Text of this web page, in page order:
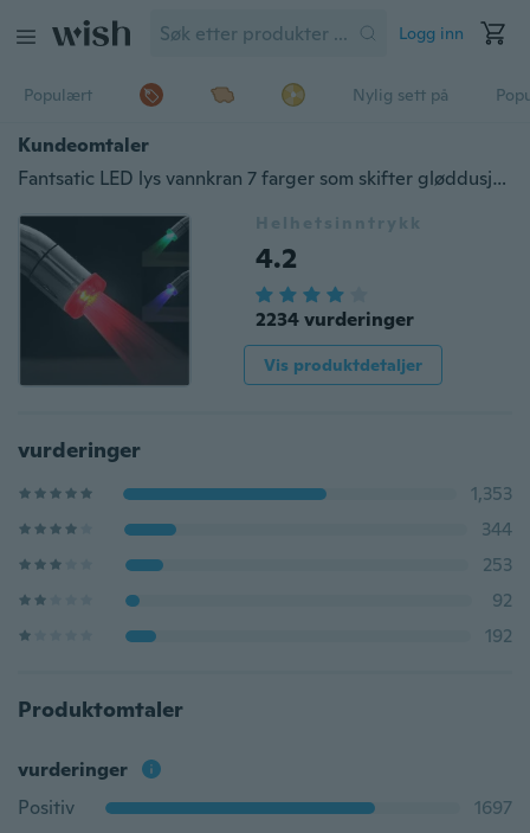
Logg inn
Populært Nylig sett på
Kundeomtaler
Fantsatic LED lys vannkran 7 farger som skifter gløddusjstrømkran
Helhetsinntrykk
4.2
2234 vurderinger
Vis produktdetaljer
vurderinger
1,353
344
253
92
192
Produktomtaler
vurderinger
Positiv
1697